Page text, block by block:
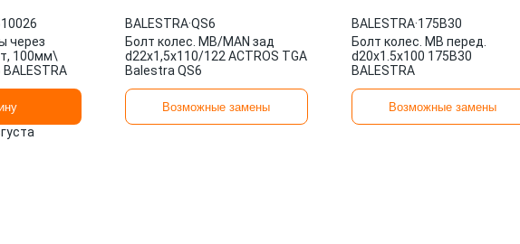
через
100мм\
BALESTRA·QS6
Болт колес. MB/MAN зад
d22х1,5х110/122 ACTROS TGA
Balestra QS6
Возможные замены
BALESTRA·175B30
Болт колес. MB перед.
d20x1.5x100 175B30
BALESTRA
Возможные замены